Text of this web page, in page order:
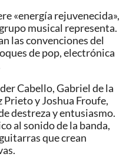
«energía rejuvenecida»,
musical representa.
las convenciones del
de pop, electrónica
Cabello, Gabriel de la
Prieto y Joshua Froufe,
destreza y entusiasmo.
al sonido de la banda,
que crean